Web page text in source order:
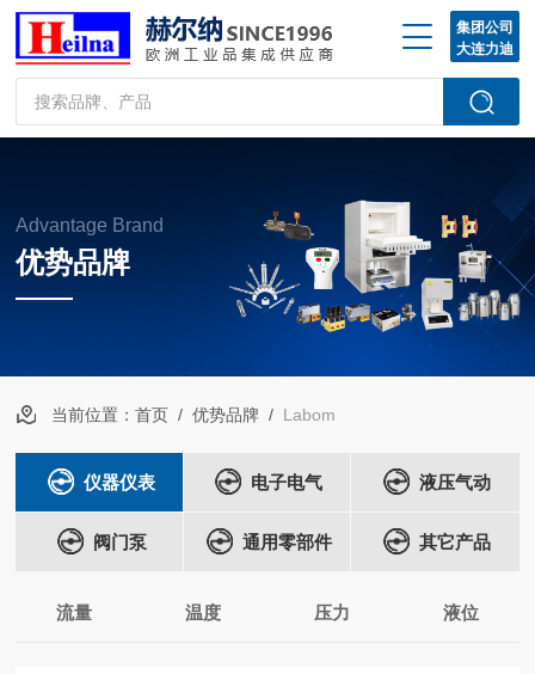
集团公司
大连力迪
Advantage Brand
优势品牌
当前位置：首页 /优势品牌 / Labom
仪器仪表 电子电气 液压气动
阀门泵 通用零部件 其它产品
流量 温度 压力 液位